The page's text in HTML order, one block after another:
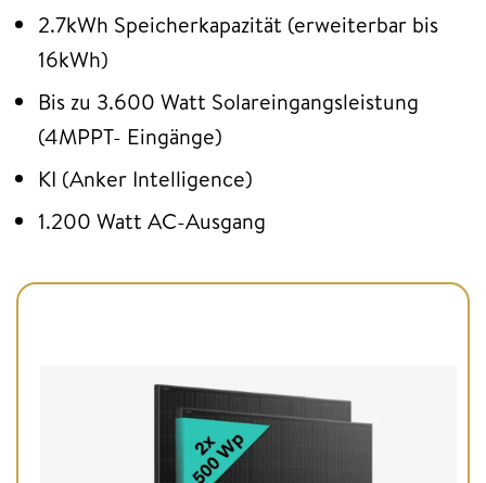
2.7kWh Speicherkapazität (erweiterbar bis
16kWh)
Bis zu 3.600 Watt Solareingangsleistung
(4MPPT- Eingänge)
KI (Anker Intelligence)
1.200 Watt AC-Ausgang